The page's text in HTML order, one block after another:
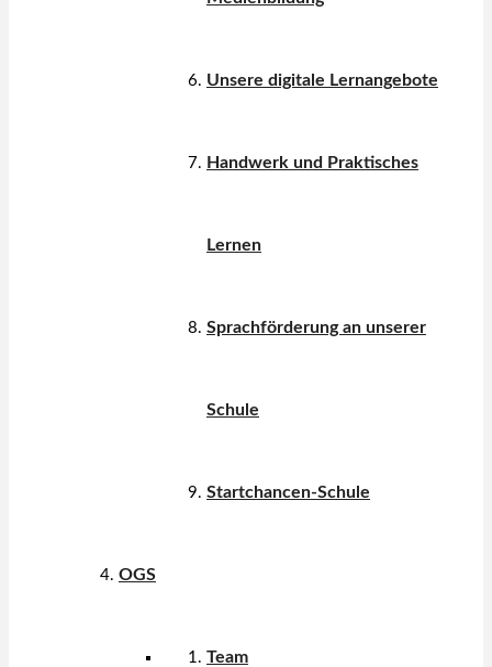
Unsere digitale Lernangebote
Handwerk und Praktisches
Lernen
Sprachförderung an unserer
Schule
Startchancen-Schule
OGS
Team